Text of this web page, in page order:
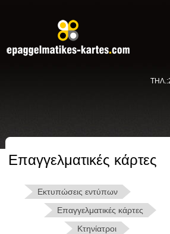
Επαγγελματικές κάρτες
Εκτυπώσεις εντύπων
Επαγγελματικές κάρτες
Κτηνίατροι